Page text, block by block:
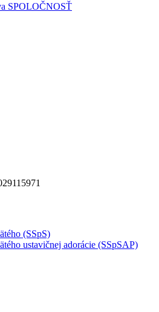
SPOLOČNOSŤ
(SSpS)
ustavičnej adorácie (SSpSAP)